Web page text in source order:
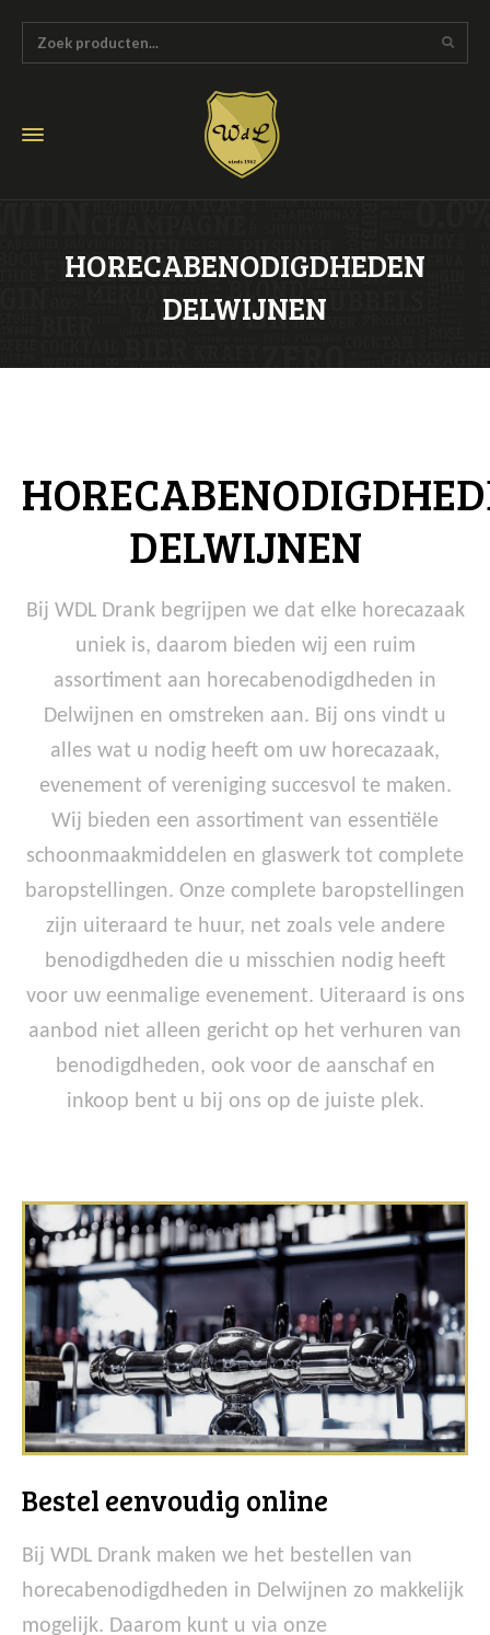
HORECABENODIGDHEDEN
DELWIJNEN
DELWIJNEN
Bij WDL Drank begrijpen we dat elke horecazaak
uniek is, daarom bieden wij een ruim
assortiment aan horecabenodigdheden in
Delwijnen en omstreken aan. Bij ons vindt u
alles wat u nodig heeft om uw horecazaak,
evenement of vereniging succesvol te maken.
Wij bieden een assortiment van essentiële
schoonmaakmiddelen en glaswerk tot complete
baropstellingen. Onze complete baropstellingen
zijn uiteraard te huur, net zoals vele andere
benodigdheden die u misschien nodig heeft
voor uw eenmalige evenement. Uiteraard is ons
aanbod niet alleen gericht op het verhuren van
benodigdheden, ook voor de aanschaf en
inkoop bent u bij ons op de juiste plek.
Bestel eenvoudig online
Bij WDL Drank maken we het bestellen van
horecabenodigdheden in Delwijnen zo makkelijk
mogelijk. Daarom kunt u via onze